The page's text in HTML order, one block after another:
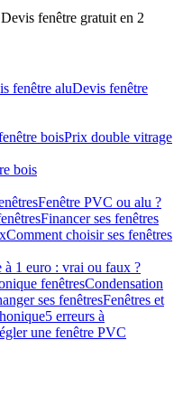
fenêtre gratuit en 2
fenêtre aluDevis fenêtre
boisPrix double vitrage
bois
Fenêtre PVC ou alu ?
Financer ses fenêtres
Comment choisir ses fenêtres
à 1 euro : vrai ou faux ?
fenêtresCondensation
ses fenêtresFenêtres et
5 erreurs à
une fenêtre PVC